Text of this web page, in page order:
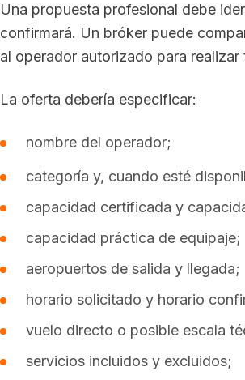
Una propuesta profesional debe
confirmará. Un bróker puede
al operador autorizado para
La oferta debería especificar:
nombre del operador;
categoría y, cuando esté
capacidad certificada y
capacidad práctica de equipaje;
aeropuertos de salida y llegada;
horario solicitado y horario
vuelo directo o posible escala
servicios incluidos y excluidos;